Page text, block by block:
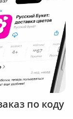
«Технология»
по коду